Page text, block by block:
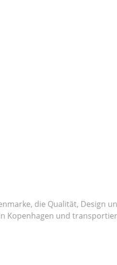
die Qualität, Design
Kopenhagen und